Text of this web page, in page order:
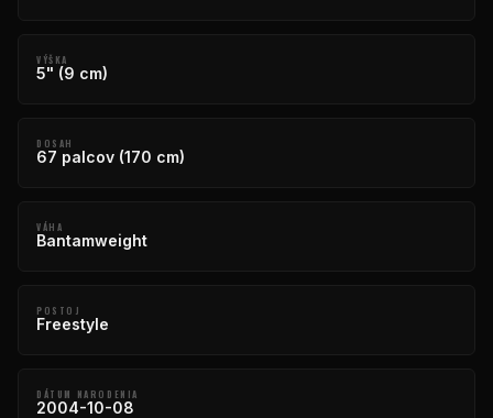
VÝŠKA
5" (9 cm)
DOSAH
67 palcov (170 cm)
VÁHA
Bantamweight
POSTOJ
Freestyle
DÁTUM NARODENIA
2004-10-08